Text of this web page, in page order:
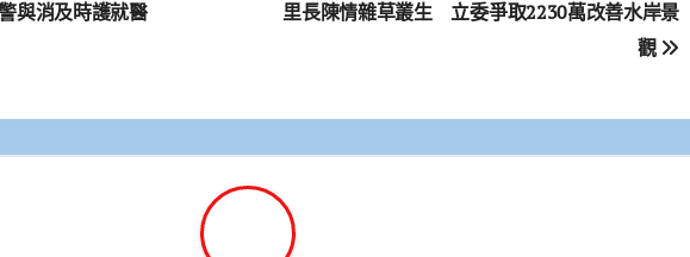
與消及時護就醫
里長陳情雜草叢生 立委爭取2230萬改善水岸景
觀